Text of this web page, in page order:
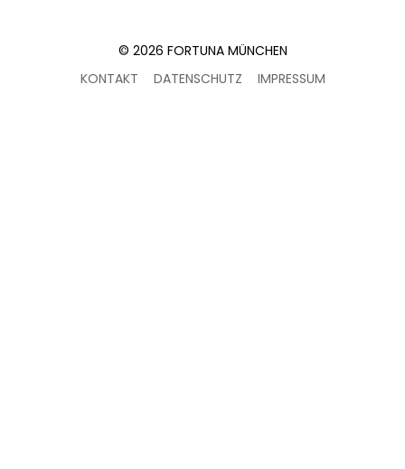
© 2026 FORTUNA MÜNCHEN
KONTAKT
DATENSCHUTZ IMPRESSUM